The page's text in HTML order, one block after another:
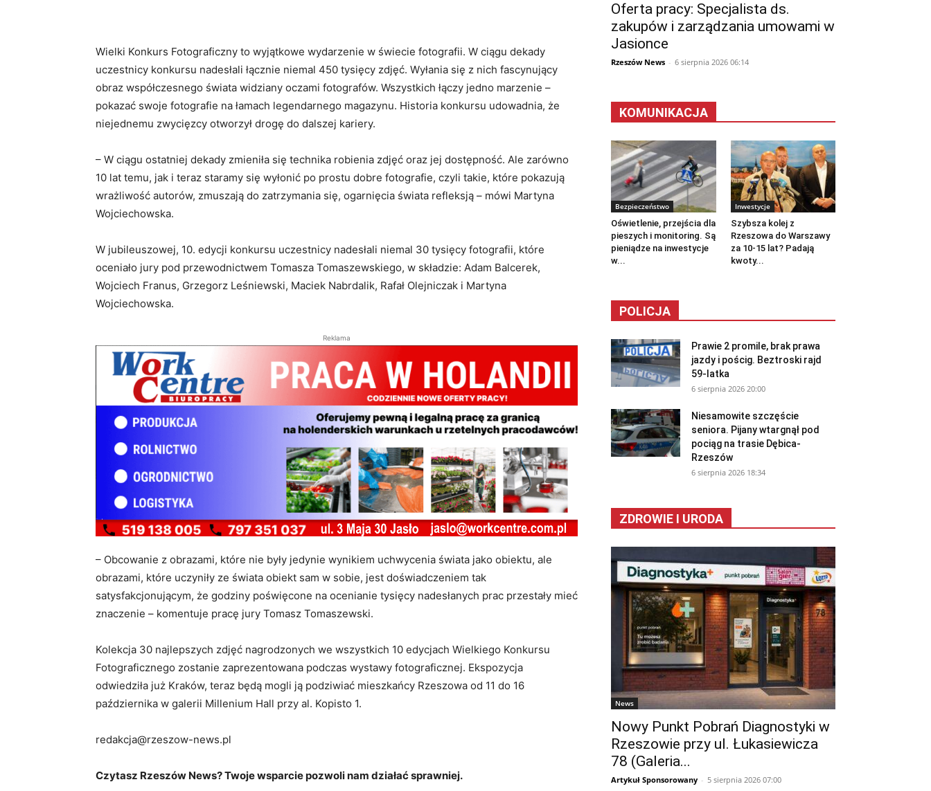
Wielki Konkurs Fotograficzny to wyjątkowe wydarzenie w świecie fotografii. W ciągu dekady
uczestnicy konkursu nadesłali łącznie niemal 450 tysięcy zdjęć. Wyłania się z nich fascynujący
obraz współczesnego świata widziany oczami fotografów. Wszystkich łączy jedno marzenie –
pokazać swoje fotografie na łamach legendarnego magazynu. Historia konkursu udowadnia, że
niejednemu zwycięzcy otworzył drogę do dalszej kariery.
– W ciągu ostatniej dekady zmieniła się technika robienia zdjęć oraz jej dostępność. Ale zarówno
10 lat temu, jak i teraz staramy się wyłonić po prostu dobre fotografie, czyli takie, które pokazują
wrażliwość autorów, zmuszają do zatrzymania się, ogarnięcia świata refleksją – mówi Martyna
Wojciechowska.
W jubileuszowej, 10. edycji konkursu uczestnicy nadesłali niemal 30 tysięcy fotografii, które
oceniało jury pod przewodnictwem Tomasza Tomaszewskiego, w składzie: Adam Balcerek,
Wojciech Franus, Grzegorz Leśniewski, Maciek Nabrdalik, Rafał Olejniczak i Martyna
Wojciechowska.
Reklama
– Obcowanie z obrazami, które nie były jedynie wynikiem uchwycenia świata jako obiektu, ale
obrazami, które uczyniły ze świata obiekt sam w sobie, jest doświadczeniem tak
satysfakcjonującym, że godziny poświęcone na ocenianie tysięcy nadesłanych prac przestały mieć
znaczenie – komentuje pracę jury Tomasz Tomaszewski.
Kolekcja 30 najlepszych zdjęć nagrodzonych we wszystkich 10 edycjach Wielkiego Konkursu
Fotograficznego zostanie zaprezentowana podczas wystawy fotograficznej. Ekspozycja
odwiedziła już Kraków, teraz będą mogli ją podziwiać mieszkańcy Rzeszowa od 11 do 16
października w galerii Millenium Hall przy al. Kopisto 1.
redakcja@rzeszow-news.pl
Czytasz Rzeszów News? Twoje wsparcie pozwoli nam działać sprawniej.
Oferta pracy: Specjalista ds.
zakupów i zarządzania umowami w
Jasionce
Rzeszów News - 6 sierpnia 2026 06:14
KOMUNIKACJA
Bezpieczeństwo
Oświetlenie, przejścia dla
pieszych i monitoring. Są
pieniądze na inwestycje
w...
Inwestycje
Szybsza kolej z
Rzeszowa do Warszawy
za 10-15 lat? Padają
kwoty...
POLICJA
Prawie 2 promile, brak prawa
jazdy i pościg. Beztroski rajd
59-latka
6 sierpnia 2026 20:00
Niesamowite szczęście
seniora. Pijany wtargnął pod
pociąg na trasie Dębica-
Rzeszów
6 sierpnia 2026 18:34
ZDROWIE I URODA
News
Nowy Punkt Pobrań Diagnostyki w
Rzeszowie przy ul. Łukasiewicza
78 (Galeria...
Artykuł Sponsorowany - 5 sierpnia 2026 07:00